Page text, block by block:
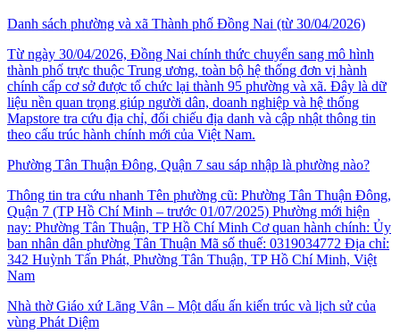
Danh sách phường và xã Thành phố Đồng Nai (từ 30/04/2026)
Từ ngày 30/04/2026, Đồng Nai chính thức chuyển sang mô hình
thành phố trực thuộc Trung ương, toàn bộ hệ thống đơn vị hành
chính cấp cơ sở được tổ chức lại thành 95 phường và xã. Đây là dữ
liệu nền quan trọng giúp người dân, doanh nghiệp và hệ thống
Mapstore tra cứu địa chỉ, đối chiếu địa danh và cập nhật thông tin
theo cấu trúc hành chính mới của Việt Nam.
Phường Tân Thuận Đông, Quận 7 sau sáp nhập là phường nào?
Thông tin tra cứu nhanh Tên phường cũ: Phường Tân Thuận Đông,
Quận 7 (TP Hồ Chí Minh – trước 01/07/2025) Phường mới hiện
nay: Phường Tân Thuận, TP Hồ Chí Minh Cơ quan hành chính: Ủy
ban nhân dân phường Tân Thuận Mã số thuế: 0319034772 Địa chỉ:
342 Huỳnh Tấn Phát, Phường Tân Thuận, TP Hồ Chí Minh, Việt
Nam
Nhà thờ Giáo xứ Lãng Vân – Một dấu ấn kiến trúc và lịch sử của
vùng Phát Diệm